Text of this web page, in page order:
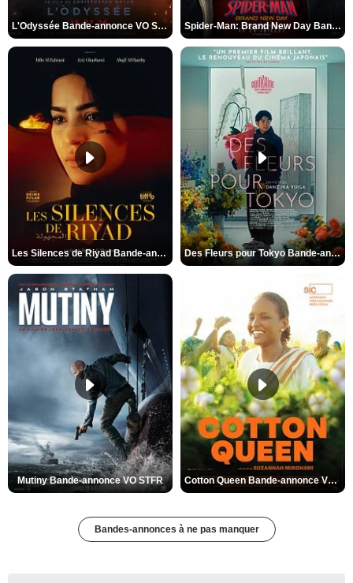
L'Odyssée Bande-annonce VO STFR Spider-Man: Brand New Day Bande-annonce VO STFR
Les Silences de Riyad Bande-annonce VO STFR Des Fleurs pour Tokyo Bande-annonce VO STFR
Mutiny Bande-annonce VO STFR Cotton Queen Bande-annonce VO STFR
Bandes-annonces à ne pas manquer